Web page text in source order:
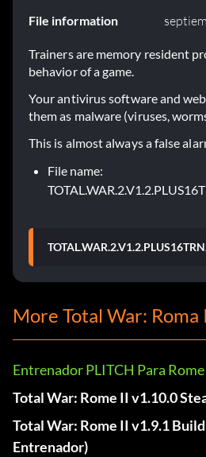
File information
Trainers are memory resident
behavior of a game.
Your antivirus software and
them as malware (viruses,
This is almost always a false
File name:
More Total War: Roma
Entrenador PLITCH Para
Total War: Rome II v1.10.0
Total War: Rome II v1.9.1
Entrenador)